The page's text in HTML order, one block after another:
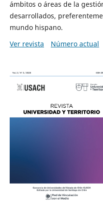
ámbitos o áreas de la
desarrollados,
mundo hispano.
Ver revista
Número actual